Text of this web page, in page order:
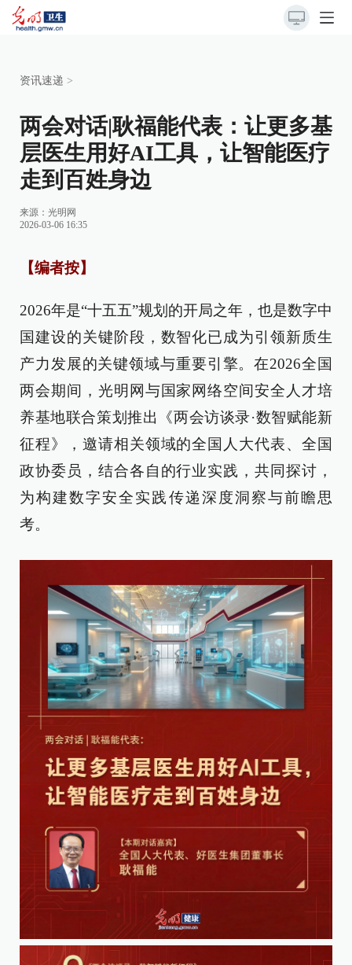
资讯速递 >
两会对话|耿福能代表：让更多基
层医生用好AI工具，让智能医疗
走到百姓身边
来源：光明网
2026-03-06 16:35
【编者按】
2026年是“十五五”规划的开局之年，也是数字中
国建设的关键阶段，数智化已成为引领新质生
产力发展的关键领域与重要引擎。在2026全国
两会期间，光明网与国家网络空间安全人才培
养基地联合策划推出《两会访谈录·数智赋能新
征程》，邀请相关领域的全国人大代表、全国
政协委员，结合各自的行业实践，共同探讨，
为构建数字安全实践传递深度洞察与前瞻思
考。